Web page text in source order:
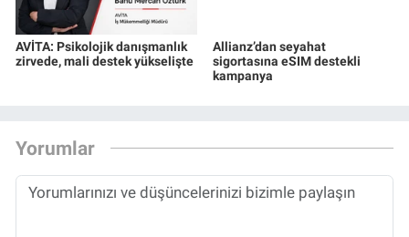
AVİTA: Psikolojik danışmanlık
zirvede, mali destek yükselişte
Allianz’dan seyahat
sigortasına eSIM destekli
kampanya
Yorumlar